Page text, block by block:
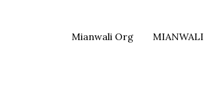
Mianwali Org MIANWALI